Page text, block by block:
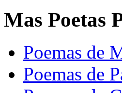
Mas Poetas
Poemas de
Poemas de